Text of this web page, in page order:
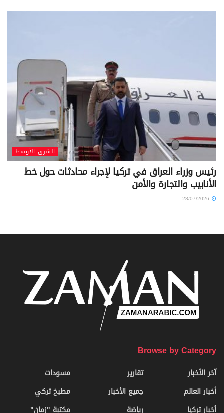
الشرق الأوسط
رئيس وزراء العراق في تركيا لإجراء محادثات حول خط
الأنابيب والتجارة والأمن
Browse by Category
آخر الأخبار
أخبار العالم
أخبار تركيا
تقارير
جميع الأخبار
رياضة
مسودات
مطبخ تركي
مكتبة "زمان"